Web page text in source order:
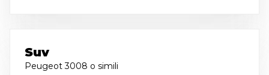
Suv
Peugeot 3008 o simili